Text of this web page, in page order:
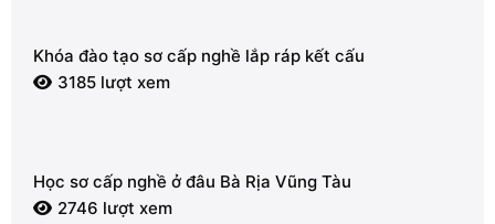
Khóa đào tạo sơ cấp nghề lắp ráp kết cấu
3185 lượt xem
Học sơ cấp nghề ở đâu Bà Rịa Vũng Tàu
2746 lượt xem